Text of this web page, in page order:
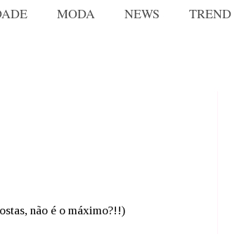
MODA NEWS TREND
não é o máximo?!!)